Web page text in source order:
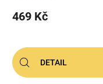
469 Kč
DETAIL